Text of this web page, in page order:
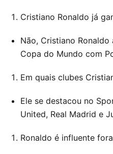
Cristiano Ronaldo já
Não, Cristiano Ronaldo
Copa do Mundo com
Em quais clubes
Ele se destacou no
United, Real Madrid e
Ronaldo é influente